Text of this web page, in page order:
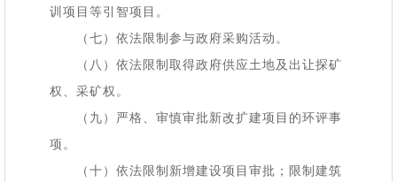
训项目等引智项目。
（七）依法限制参与政府采购活动。
（八）依法限制取得政府供应土地及出让探矿
权、采矿权。
（九）严格、审慎审批新改扩建项目的环评事
项。
（十）依法限制新增建设项目审批；限制建筑